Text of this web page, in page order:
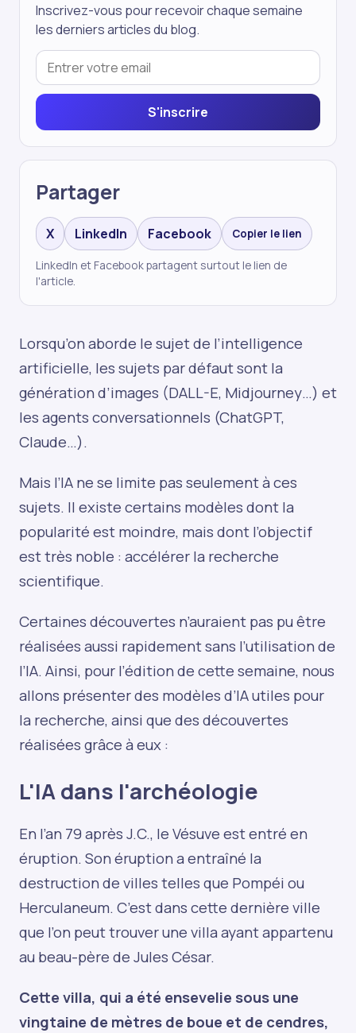
Inscrivez-vous pour recevoir chaque semaine
les derniers articles du blog.
S'inscrire
Partager
X LinkedIn Facebook Copier le lien
LinkedIn et Facebook partagent surtout le lien de
l'article.
Lorsqu’on aborde le sujet de l’intelligence
artificielle, les sujets par défaut sont la
génération d’images (DALL-E, Midjourney…) et
les agents conversationnels (ChatGPT,
Claude…).
Mais l’IA ne se limite pas seulement à ces
sujets. Il existe certains modèles dont la
popularité est moindre, mais dont l’objectif
est très noble : accélérer la recherche
scientifique.
Certaines découvertes n’auraient pas pu être
réalisées aussi rapidement sans l’utilisation de
l’IA. Ainsi, pour l’édition de cette semaine, nous
allons présenter des modèles d’IA utiles pour
la recherche, ainsi que des découvertes
réalisées grâce à eux :
L'IA dans l'archéologie
En l’an 79 après J.C., le Vésuve est entré en
éruption. Son éruption a entraîné la
destruction de villes telles que Pompéi ou
Herculaneum. C’est dans cette dernière ville
que l’on peut trouver une villa ayant appartenu
au beau-père de Jules César.
Cette villa, qui a été ensevelie sous une
vingtaine de mètres de boue et de cendres,